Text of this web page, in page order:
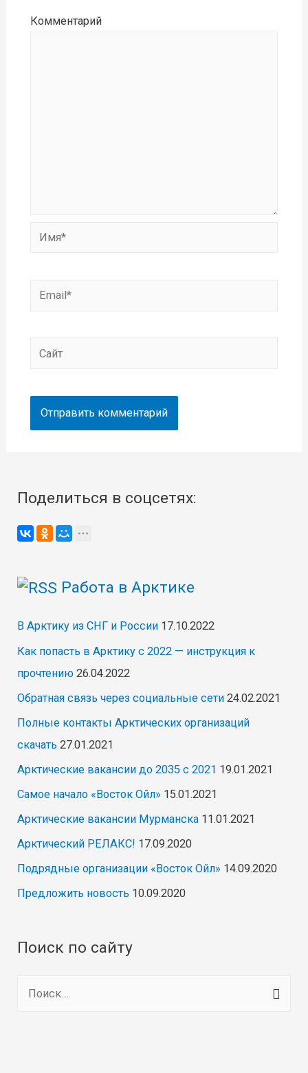
Комментарий
Имя*
Email*
Сайт
Поделиться в соцсетях:
Работа в Арктике
В Арктику из СНГ и России 17.10.2022
Как попасть в Арктику с 2022 — инструкция к
прочтению 26.04.2022
Обратная связь через социальные сети 24.02.2021
Полные контакты Арктических организаций
скачать 27.01.2021
Арктические вакансии до 2035 с 2021 19.01.2021
Самое начало «Восток Ойл» 15.01.2021
Арктические вакансии Мурманска 11.01.2021
Арктический РЕЛАКС! 17.09.2020
Подрядные организации «Восток Ойл» 14.09.2020
Предложить новость 10.09.2020
Поиск по сайту